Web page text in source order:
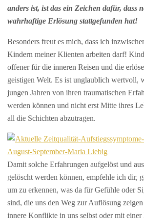
anders ist, ist das ein Zeichen dafür, dass
wahrhaftige Erlösung stattgefunden hat!
Besonders freut es mich, dass ich
Kindern meiner Klienten arbeiten darf!
offener für die inneren Reisen und die
geistigen Welt. Es ist unglaublich wertvoll,
jungen Jahren von ihren traumatischen
werden können und nicht erst Mitte ihres
all die Schichten abzutragen.
Damit solche Erfahrungen aufgelöst und
gelöscht werden können, empfehle ich dir,
um zu erkennen, was da für Gefühle oder
sind, die uns den Weg zur Auflösung
innere Konflikte in uns selbst oder mit einer